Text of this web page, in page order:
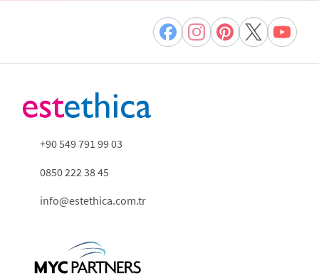
+90 549 791 99 03
0850 222 38 45
info@estethica.com.tr